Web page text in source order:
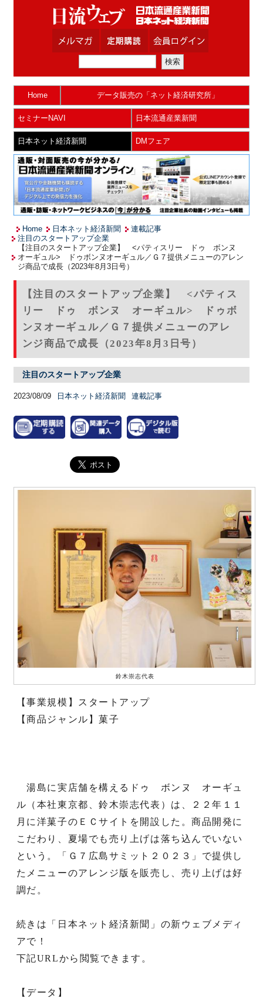
Home データ販売の「ネット経済研究所」
セミナーNAVI 日本流通産業新聞
日本ネット経済新聞 DMフェア
Home 日本ネット経済新聞
連載記事
注目のスタートアップ企業
【注目のスタートアップ企業】 <パティスリー ドゥ ボンヌ
オーギュル> ドゥボンヌオーギュル／Ｇ７提供メニューのアレン
ジ商品で成長（2023年8月3日号）
【注目のスタートアップ企業】 <パティス
リー ドゥ ボンヌ オーギュル> ドゥボ
ンヌオーギュル／Ｇ７提供メニューのアレ
ンジ商品で成長（2023年8月3日号）
注目のスタートアップ企業
2023/08/09 日本ネット経済新聞 連載記事
鈴木崇志代表
【事業規模】スタートアップ
【商品ジャンル】菓子
湯島に実店舗を構えるドゥ ボンヌ オーギュ
ル（本社東京都、鈴木崇志代表）は、２２年１１
月に洋菓子のＥＣサイトを開設した。商品開発に
こだわり、夏場でも売り上げは落ち込んでいない
という。「Ｇ７広島サミット２０２３」で提供し
たメニューのアレンジ版を販売し、売り上げは好
調だ。
続きは「日本ネット経済新聞」の新ウェブメディ
アで！
下記URLから閲覧できます。
【データ】